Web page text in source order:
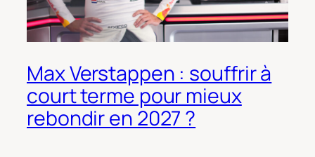
Max Verstappen : souffrir à
court terme pour mieux
rebondir en 2027 ?